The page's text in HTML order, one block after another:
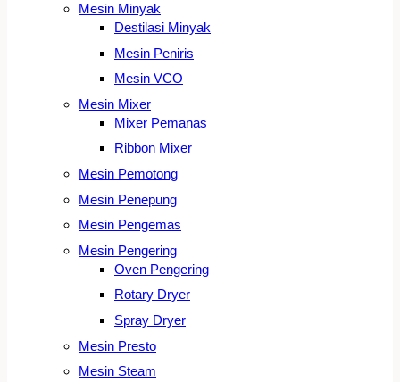
Mesin Minyak
Destilasi Minyak
Mesin Peniris
Mesin VCO
Mesin Mixer
Mixer Pemanas
Ribbon Mixer
Mesin Pemotong
Mesin Penepung
Mesin Pengemas
Mesin Pengering
Oven Pengering
Rotary Dryer
Spray Dryer
Mesin Presto
Mesin Steam